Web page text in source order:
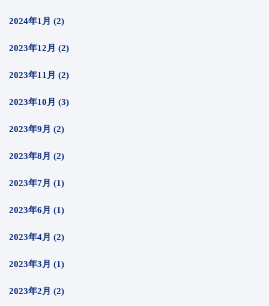
2024年1月 (2)
2023年12月 (2)
2023年11月 (2)
2023年10月 (3)
2023年9月 (2)
2023年8月 (2)
2023年7月 (1)
2023年6月 (1)
2023年4月 (2)
2023年3月 (1)
2023年2月 (2)